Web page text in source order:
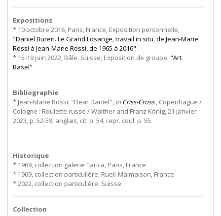
Expositions
* 10 octobre 2016, Paris, France, Exposition personnelle,
"Daniel Buren. Le Grand Losange, travail in situ, de Jean-Marie
Rossi à Jean-Marie Rossi, de 1965 à 2016"
* 15-19 juin 2022, Bâle, Suisse, Exposition de groupe, "Art
Basel"
Bibliographie
* Jean-Marie Rossi: "Dear Daniel", in Criss-Cross, Copenhague /
Cologne : Roulette russe / Walther and Franz König, 21 janvier
2023, p. 52-59, anglais, cit. p. 54, repr. coul. p. 55
Historique
* 1969, collection galerie Tarica, Paris, France
* 1969, collection particulière, Rueil-Malmaison, France
* 2022, collection particulière, Suisse
Collection